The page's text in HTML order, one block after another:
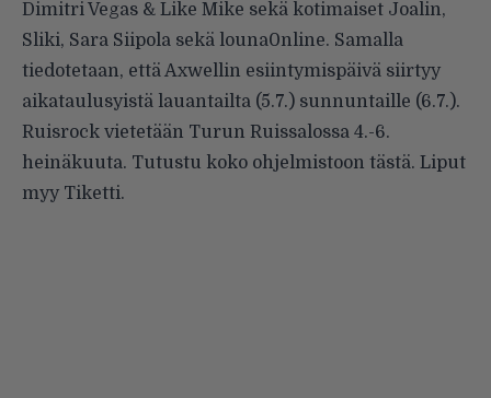
Dimitri Vegas & Like Mike sekä kotimaiset Joalin,
Sliki, Sara Siipola sekä louna0nline. Samalla
tiedotetaan, että Axwellin esiintymispäivä siirtyy
aikataulusyistä lauantailta (5.7.) sunnuntaille (6.7.).
Ruisrock vietetään Turun Ruissalossa 4.-6.
heinäkuuta. Tutustu koko ohjelmistoon tästä. Liput
myy Tiketti.